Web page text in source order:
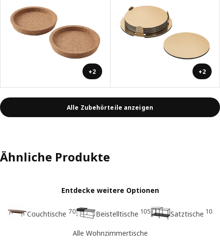
+2 +2
Alle Zubehörteile anzeigen
Ähnliche Produkte
Entdecke weitere Optionen
Couchtische 70 Beistelltische 105 Satztische 10
Alle Wohnzimmertische